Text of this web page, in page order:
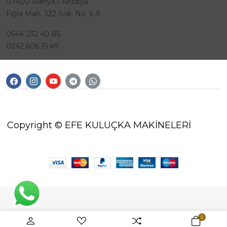
0
Fığla Mah. 322 Sok. No. 6 A
0544 232 40 85
0242 606 15 49
Copyright © EFE KULUÇKA MAKİNELERİ